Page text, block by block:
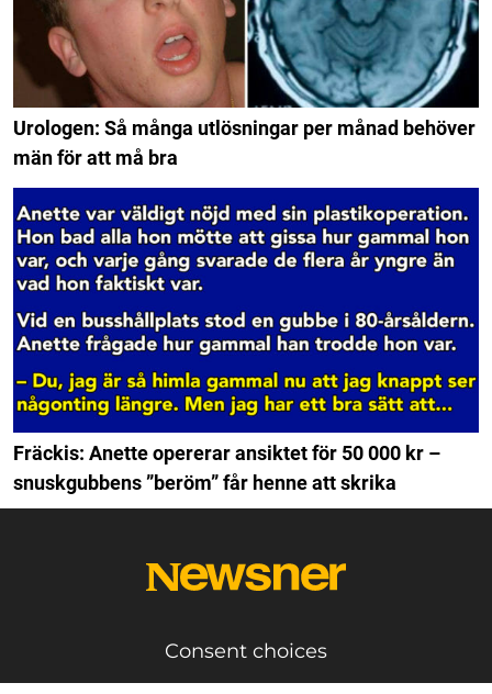
Urologen: Så många utlösningar per månad behöver
män för att må bra
Fräckis: Anette opererar ansiktet för 50 000 kr –
snuskgubbens ”beröm” får henne att skrika
Consent choices